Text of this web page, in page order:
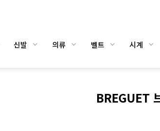
신발 의류 벨트 시계
BREGUET